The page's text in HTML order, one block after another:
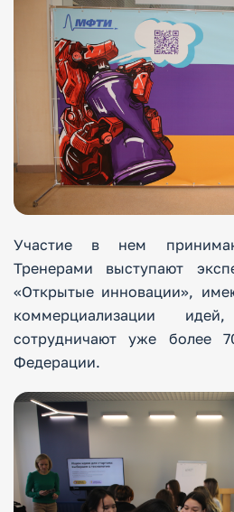
Участие в нем
Тренерами выступают
«Открытые инновации»,
коммерциализации
сотрудничают уже более
Федерации.